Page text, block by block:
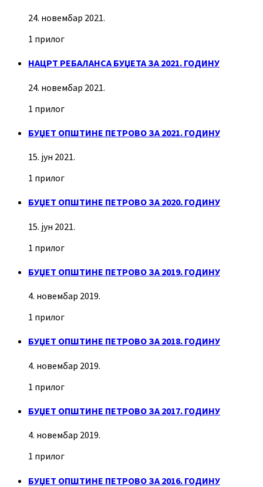
24. новембар 2021.
1 прилог
НАЦРТ РЕБАЛАНСА БУЏЕТА ЗА 2021. ГОДИНУ
24. новембар 2021.
1 прилог
БУЏЕТ ОПШТИНЕ ПЕТРОВО ЗА 2021. ГОДИНУ
15. јун 2021.
1 прилог
БУЏЕТ ОПШТИНЕ ПЕТРОВО ЗА 2020. ГОДИНУ
15. јун 2021.
1 прилог
БУЏЕТ ОПШТИНЕ ПЕТРОВО ЗА 2019. ГОДИНУ
4. новембар 2019.
1 прилог
БУЏЕТ ОПШТИНЕ ПЕТРОВО ЗА 2018. ГОДИНУ
4. новембар 2019.
1 прилог
БУЏЕТ ОПШТИНЕ ПЕТРОВО ЗА 2017. ГОДИНУ
4. новембар 2019.
1 прилог
БУЏЕТ ОПШТИНЕ ПЕТРОВО ЗА 2016. ГОДИНУ